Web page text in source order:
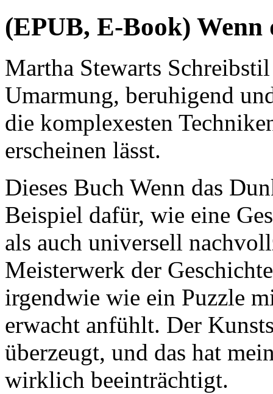
(EPUB, E-Book)
Martha Stewarts
Umarmung, beruhigend
die komplexesten
erscheinen lässt.
Dieses Buch Wenn das
Beispiel dafür, wie eine
als auch universell
Meisterwerk der
irgendwie wie ein Puzzle
erwacht anfühlt. Der
überzeugt, und das hat
wirklich beeinträchtigt.